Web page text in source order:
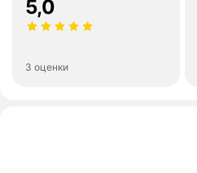
5,0
3 оценки